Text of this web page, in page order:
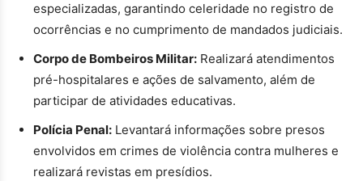
especializadas, garantindo celeridade no registro de
ocorrências e no cumprimento de mandados judiciais.
Corpo de Bombeiros Militar: Realizará atendimentos
pré-hospitalares e ações de salvamento, além de
participar de atividades educativas.
Polícia Penal: Levantará informações sobre presos
envolvidos em crimes de violência contra mulheres e
realizará revistas em presídios.